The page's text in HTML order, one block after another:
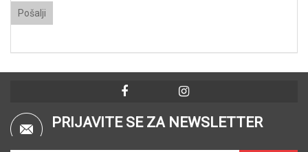
PRIJAVITE SE ZA NEWSLETTER